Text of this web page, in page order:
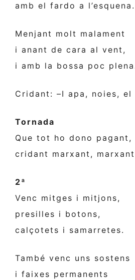
amb el fardo a l’esquena.
Menjant molt malament
i anant de cara al vent,
i amb la bossa poc
Cridant: –I apa, noies, el
Tornada
Que tot ho dono pagant,
cridant marxant,
2ª
Venc mitges i mitjons,
presilles i botons,
calçotets i samarretes.
També venc uns sostens
i faixes permanents